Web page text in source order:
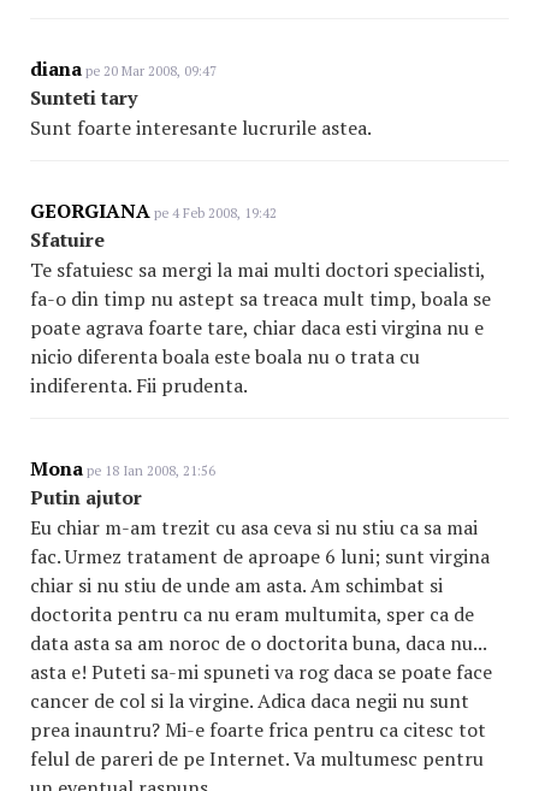
diana pe 20 Mar 2008, 09:47
Sunteti tary
Sunt foarte interesante lucrurile astea.
GEORGIANA pe 4 Feb 2008, 19:42
Sfatuire
Te sfatuiesc sa mergi la mai multi doctori specialisti,
fa-o din timp nu astept sa treaca mult timp, boala se
poate agrava foarte tare, chiar daca esti virgina nu e
nicio diferenta boala este boala nu o trata cu
indiferenta. Fii prudenta.
Mona pe 18 Ian 2008, 21:56
Putin ajutor
Eu chiar m-am trezit cu asa ceva si nu stiu ca sa mai
fac. Urmez tratament de aproape 6 luni; sunt virgina
chiar si nu stiu de unde am asta. Am schimbat si
doctorita pentru ca nu eram multumita, sper ca de
data asta sa am noroc de o doctorita buna, daca nu...
asta e! Puteti sa-mi spuneti va rog daca se poate face
cancer de col si la virgine. Adica daca negii nu sunt
prea inauntru? Mi-e foarte frica pentru ca citesc tot
felul de pareri de pe Internet. Va multumesc pentru